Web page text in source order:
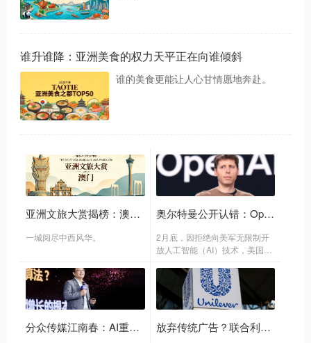
谁升谁降：亚洲美食的权力天平正在向谁倾斜
谁的美食更能让人心甘情愿地奔赴。
亚洲文旅大赏揭榜：澳门凭什么成为中国文旅第四城
一城阅尽中西风华。
奥尔特曼公开认错：OpenAI跟五角大楼达成的协议太草率了
2月底，因拒绝向美军无限制开
放人工智能（AI）技术，美国AI
令“拉黑”。仅隔数小时，对家
OpenAI便官宣与五角大楼达成
协议，将向军方机密系统提供AI
技术。
分众传媒江南春：AI重塑广告业，但“打动人心”仍是核心 放弃传统广告？联合利华 CEO 宣判「大品牌传播时代终结」